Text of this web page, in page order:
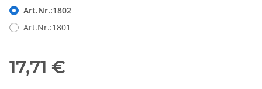
Art.Nr.:1802
Art.Nr.:1801
17,71 €